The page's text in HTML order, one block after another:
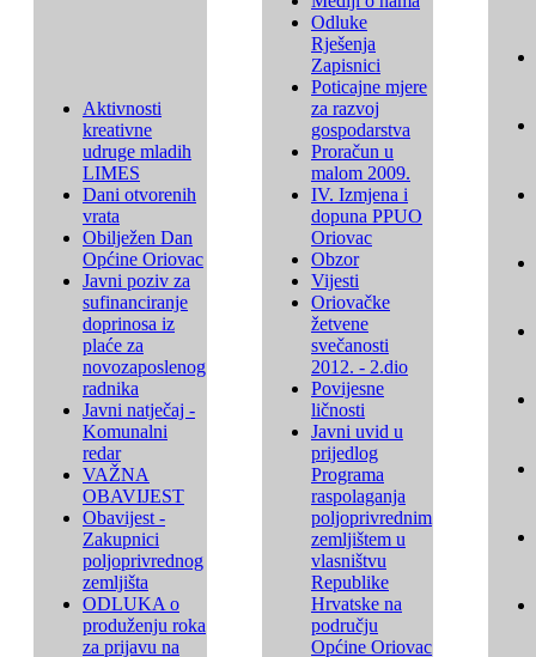
Aktivnosti
kreativne
udruge mladih
LIMES
Dani otvorenih
vrata
Obilježen Dan
Općine Oriovac
Javni poziv za
sufinanciranje
doprinosa iz
plaće za
novozaposlenog
radnika
Javni natječaj -
Komunalni
redar
VAŽNA
OBAVIJEST
Obavijest -
Zakupnici
poljoprivrednog
zemljišta
ODLUKA o
produženju roka
za prijavu na
Odluke
Rješenja
Zapisnici
Poticajne mjere
za razvoj
gospodarstva
Proračun u
malom 2009.
IV. Izmjena i
dopuna PPUO
Oriovac
Obzor
Vijesti
Oriovačke
žetvene
svečanosti
2012. - 2.dio
Povijesne
ličnosti
Javni uvid u
prijedlog
Programa
raspolaganja
poljoprivrednim
zemljištem u
vlasništvu
Republike
Hrvatske na
području
Općine Oriovac